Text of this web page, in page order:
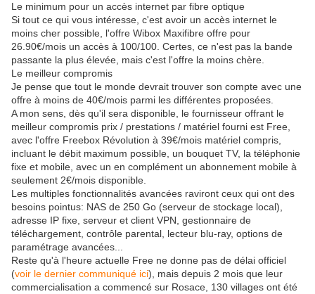
Le minimum pour un accès internet par fibre optique
Si tout ce qui vous intéresse, c'est avoir un accès internet le
moins cher possible, l'offre Wibox Maxifibre offre pour
26.90€/mois un accès à 100/100. Certes, ce n'est pas la bande
passante la plus élevée, mais c'est l'offre la moins chère.
Le meilleur compromis
Je pense que tout le monde devrait trouver son compte avec une
offre à moins de 40€/mois parmi les différentes proposées.
A mon sens, dès qu'il sera disponible, le fournisseur offrant le
meilleur compromis prix / prestations / matériel fourni est Free,
avec l'offre Freebox Révolution à 39€/mois matériel compris,
incluant le débit maximum possible, un bouquet TV, la téléphonie
fixe et mobile, avec un en complément un abonnement mobile à
seulement 2€/mois disponible.
Les multiples fonctionnalités avancées raviront ceux qui ont des
besoins pointus: NAS de 250 Go (serveur de stockage local),
adresse IP fixe, serveur et client VPN, gestionnaire de
téléchargement, contrôle parental, lecteur blu-ray, options de
paramétrage avancées...
Reste qu'à l'heure actuelle Free ne donne pas de délai officiel
(voir le dernier communiqué ici), mais depuis 2 mois que leur
commercialisation a commencé sur Rosace, 130 villages ont été